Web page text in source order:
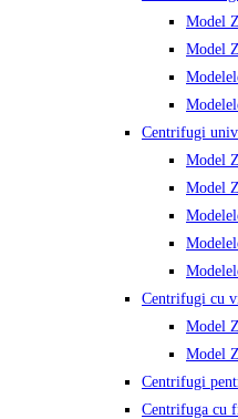
Model
Model
Centrifugi
Model
Model
Centrifugi cu
Model
Model
Centrifugi
Centrifuga cu